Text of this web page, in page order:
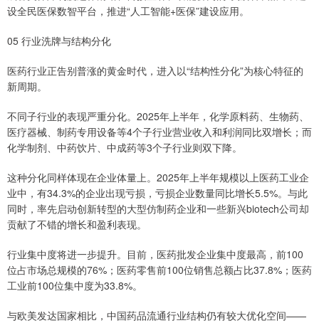
设全民医保数智平台，推进“人工智能+医保”建设应用。
05 行业洗牌与结构分化
医药行业正告别普涨的黄金时代，进入以“结构性分化”为核心特征的
新周期。
不同子行业的表现严重分化。2025年上半年，化学原料药、生物药、
医疗器械、制药专用设备等4个子行业营业收入和利润同比双增长；而
化学制剂、中药饮片、中成药等3个子行业则双下降。
这种分化同样体现在企业体量上。2025年上半年规模以上医药工业企
业中，有34.3%的企业出现亏损，亏损企业数量同比增长5.5%。与此
同时，率先启动创新转型的大型仿制药企业和一些新兴biotech公司却
贡献了不错的增长和盈利表现。
行业集中度将进一步提升。目前，医药批发企业集中度最高，前100
位占市场总规模的76%；医药零售前100位销售总额占比37.8%；医药
工业前100位集中度为33.8%。
与欧美发达国家相比，中国药品流通行业结构仍有较大优化空间——